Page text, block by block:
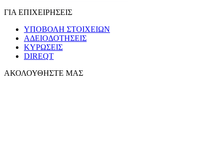
ΓΙΑ ΕΠΙΧΕΙΡΗΣΕΙΣ
ΥΠΟΒΟΛΗ ΣΤΟΙΧΕΙΩΝ
ΑΔΕΙΟΔΟΤΗΣΕΙΣ
ΚΥΡΩΣΕΙΣ
DIREQT
ΑΚΟΛΟΥΘΗΣΤΕ ΜΑΣ